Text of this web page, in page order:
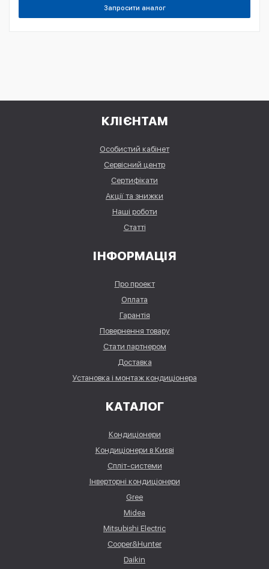
Запросити аналог
КЛІЄНТАМ
Особистий кабінет
Сервісний центр
Сертифікати
Акції та знижки
Наші роботи
Статті
ІНФОРМАЦІЯ
Про проект
Оплата
Гарантія
Повернення товару
Стати партнером
Доставка
Установка і монтаж кондиціонера
КАТАЛОГ
Кондиціонери
Кондиціонери в Києві
Спліт-системи
Інверторні кондиціонери
Gree
Midea
Mitsubishi Electric
Cooper&Hunter
Daikin